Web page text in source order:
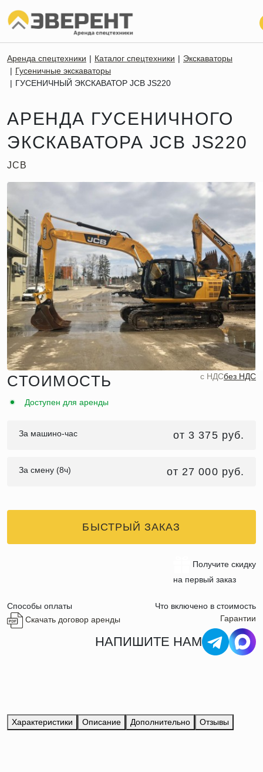
Аренда спецтехники Каталог спецтехники
Экскаваторы
Гусеничные экскаваторы
ГУСЕНИЧНЫЙ ЭКСКАВАТОР JCB JS220
АРЕНДА ГУСЕНИЧНОГО
ЭКСКАВАТОРА JCB JS220
JCB
СТОИМОСТЬ c НДСбез НДС
Доступен для аренды
За машино-час от 3 375 руб.
За смену (8ч) от 27 000 руб.
БЫСТРЫЙ ЗАКАЗ
Получите скидку
на первый заказ
Способы оплаты
Что включено в стоимость
Скачать договор аренды
Гарантии
НАПИШИТЕ НАМ
Характеристики Описание Дополнительно Отзывы